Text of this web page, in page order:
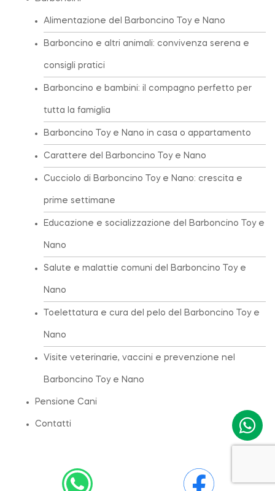
Alimentazione del Barboncino Toy e Nano
Barboncino e altri animali: convivenza serena e
consigli pratici
Barboncino e bambini: il compagno perfetto per
tutta la famiglia
Barboncino Toy e Nano in casa o appartamento
Carattere del Barboncino Toy e Nano
Cucciolo di Barboncino Toy e Nano: crescita e
prime settimane
Educazione e socializzazione del Barboncino Toy e
Nano
Salute e malattie comuni del Barboncino Toy e
Nano
Toelettatura e cura del pelo del Barboncino Toy e
Nano
Visite veterinarie, vaccini e prevenzione nel
Barboncino Toy e Nano
Pensione Cani
Contatti